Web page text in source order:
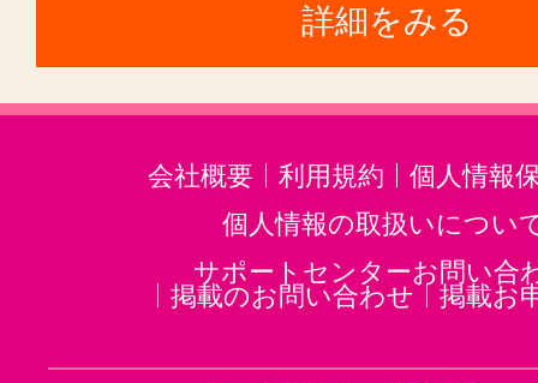
八事駅(1)詳細をみる
会社概要 利用規約
個人情報
個人情報の取扱いについ
サポートセンターお問い合
掲載のお問い合わせ
掲載お